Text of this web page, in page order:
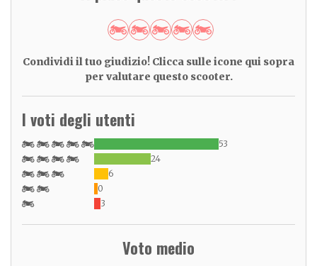
Condividi il tuo giudizio! Clicca sulle icone qui sopra
per valutare questo scooter.
I voti degli utenti
53
24
6
0
3
Voto medio